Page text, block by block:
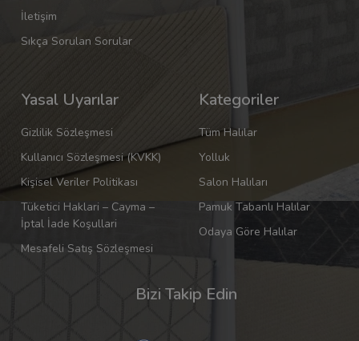
İletişim
Sıkça Sorulan Sorular
Yasal Uyarılar
Gizlilik Sözleşmesi
Kullanıcı Sözleşmesi (KVKK)
Kişisel Veriler Politikası
Tüketici Haklari – Cayma –
İptal İade Koşullari
Mesafeli Satış Sözleşmesi
Kategoriler
Tüm Halılar
Yolluk
Salon Halıları
Pamuk Tabanlı Halılar
Odaya Göre Halılar
Bizi Takip Edin